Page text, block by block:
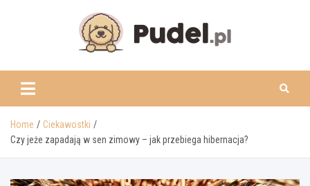
www.pudel.pl
Home
Ciekawostki
Czy jeże zapadają w sen zimowy – jak przebiega hibernacja?